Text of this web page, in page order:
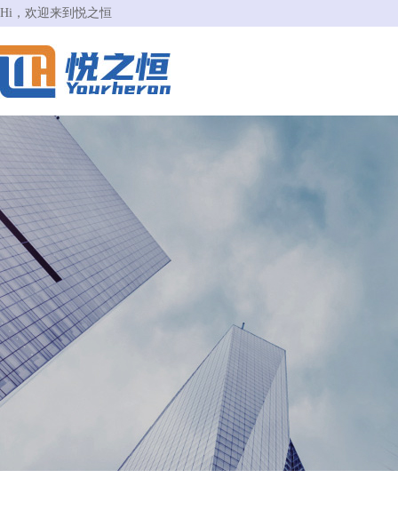
Hi，欢迎来到悦之恒